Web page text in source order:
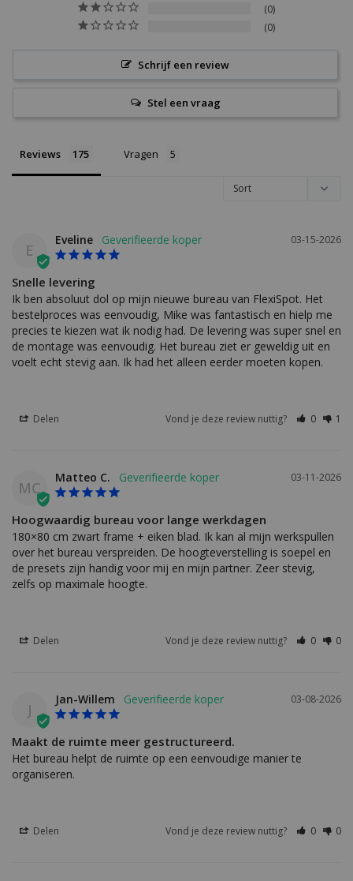
0
0
Schrijf een review
Stel een vraag
Reviews Vragen
E
03-15-2026
Eveline
Snelle levering
Ik ben absoluut dol op mijn nieuwe bureau van FlexiSpot. Het
bestelproces was eenvoudig, Mike was fantastisch en hielp me
precies te kiezen wat ik nodig had. De levering was super snel en
de montage was eenvoudig. Het bureau ziet er geweldig uit en
voelt echt stevig aan. Ik had het alleen eerder moeten kopen.
Delen Vond je deze review nuttig? 0 1
MC
03-11-2026
Matteo C.
Hoogwaardig bureau voor lange werkdagen
180×80 cm zwart frame + eiken blad. Ik kan al mijn werkspullen
over het bureau verspreiden. De hoogteverstelling is soepel en
de presets zijn handig voor mij en mijn partner. Zeer stevig,
zelfs op maximale hoogte.
Delen Vond je deze review nuttig? 0 0
J
03-08-2026
Jan-Willem
Maakt de ruimte meer gestructureerd.
Het bureau helpt de ruimte op een eenvoudige manier te
organiseren.
Delen Vond je deze review nuttig? 0 0